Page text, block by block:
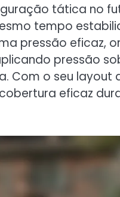
tática no
tempo
pressão eficaz,
pressão
Com o seu layout
eficaz